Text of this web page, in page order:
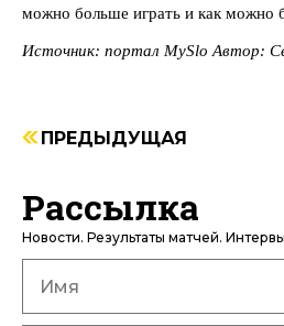
можно больше играть и как можно
Источник: портал MySlo Автор:
ПРЕДЫДУЩАЯ
Рассылка
Новости. Результаты матчей.